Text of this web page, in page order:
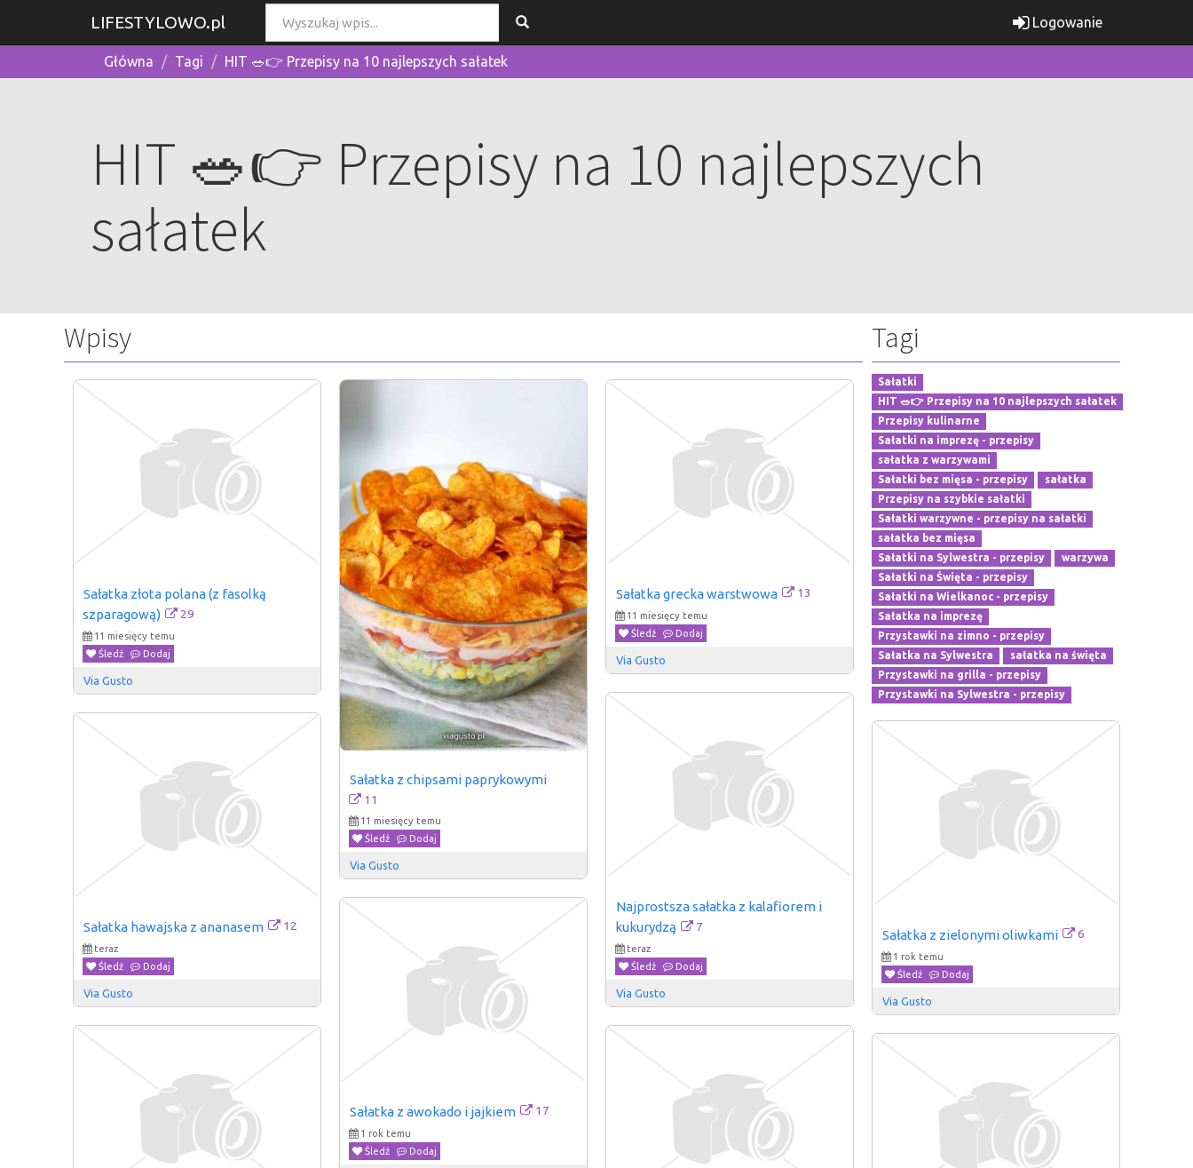
LIFESTYLOWO.pl Logowanie
Główna Tagi HIT 🥗👉 Przepisy na 10 najlepszych sałatek
HIT 🥗👉 Przepisy na 10 najlepszych
sałatek
Wpisy
Sałatka złota polana (z fasolką
szparagową)
29
11 miesięcy temu
Śledź
Dodaj
Via Gusto
Sałatka z chipsami paprykowymi
11
11 miesięcy temu
Śledź
Dodaj
Via Gusto
Sałatka grecka warstwowa 13
11 miesięcy temu
Śledź
Dodaj
Via Gusto
Najprostsza sałatka z kalafiorem i
kukurydzą
7
teraz
Śledź
Dodaj
Via Gusto
Sałatka hawajska z ananasem 12
teraz
Śledź
Dodaj
Via Gusto
Sałatka z zielonymi oliwkami 6
1 rok temu
Śledź
Dodaj
Via Gusto
Sałatka z awokado i jajkiem 17
1 rok temu
Śledź
Dodaj
Tagi
Sałatki
HIT 🥗👉 Przepisy na 10 najlepszych sałatek
Przepisy kulinarne
Sałatki na imprezę - przepisy
sałatka z warzywami
Sałatki bez mięsa - przepisy
sałatka
Przepisy na szybkie sałatki
Sałatki warzywne - przepisy na sałatki
sałatka bez mięsa
Sałatki na Sylwestra - przepisy
warzywa
Sałatki na Święta - przepisy
Sałatki na Wielkanoc - przepisy
Sałatka na imprezę
Przystawki na zimno - przepisy
Sałatka na Sylwestra
sałatka na święta
Przystawki na grilla - przepisy
Przystawki na Sylwestra - przepisy